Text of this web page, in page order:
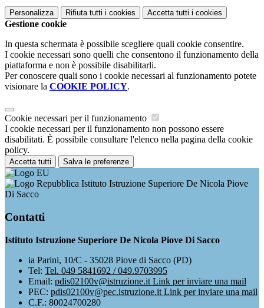
Personalizza Rifiuta tutti i cookies Accetta tutti i cookies
Gestione cookie
In questa schermata è possibile scegliere quali cookie consentire.
I cookie necessari sono quelli che consentono il funzionamento della
piattaforma e non è possibile disabilitarli.
Per conoscere quali sono i cookie necessari al funzionamento potete
visionare la COOKIE POLICY.
Cookie necessari per il funzionamento
I cookie necessari per il funzionamento non possono essere
disabilitati. È possibile consultare l'elenco nella pagina della cookie
policy.
Accetta tutti Salva le preferenze
Istituto Istruzione Superiore De Nicola Piove
Di Sacco
Contatti
Istituto Istruzione Superiore De Nicola Piove Di Sacco
ia Parini, 10/C - 35028 Piove di Sacco (PD)
Tel: Tel. 049 5841692 / 049.9703995
Email: pdis02100v@istruzione.it Link per inviare una mail
PEC: pdis02100v@pec.istruzione.it Link per inviare una mail
C.F.: 80024700280